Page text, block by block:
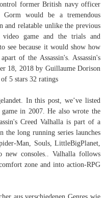
former British navy officer
Gorm would be a tremendous
and relatable unlike the previous
video game and the trials and
see because it would show how
of the Assassin's. Assassin's
18, 2018 by Guillaume Dorison
5 stars 32 ratings
In this post, we’ve listed
game in 2007. He also wrote the
Creed Valhalla is part of a
the long running series launches
Man, Souls, LittleBigPlanet,
new consoles.. Valhalla follows
zone and into action-RPG